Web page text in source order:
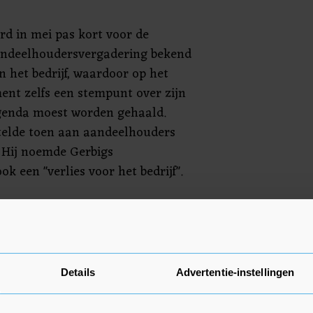
Details Advertentie-instellingen
in mei pas kort voor de
bekend
het bedrijf, waardoor op het
zelfs een stempunt over zijn
moest worden gehaald.
toen aan aandeelhouders
noemde Gerbigs
een "verlies voor het bedrijf".
Eat Takeaway was er
In een verklaring gaat de
in.